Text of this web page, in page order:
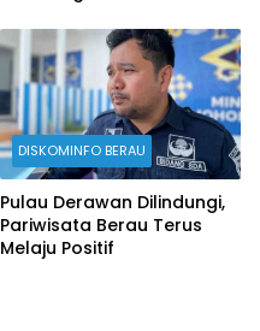
DISKOMINFO BERAU
Pulau Derawan Dilindungi,
Pariwisata Berau Terus
Melaju Positif